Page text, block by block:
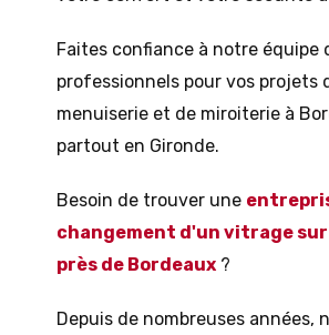
Faites confiance à notre équipe
professionnels pour vos projets
menuiserie et de miroiterie à
partout en Gironde.
Besoin de trouver une
changement d'un vitrage
près de Bordeaux ?
Depuis de nombreuses années,